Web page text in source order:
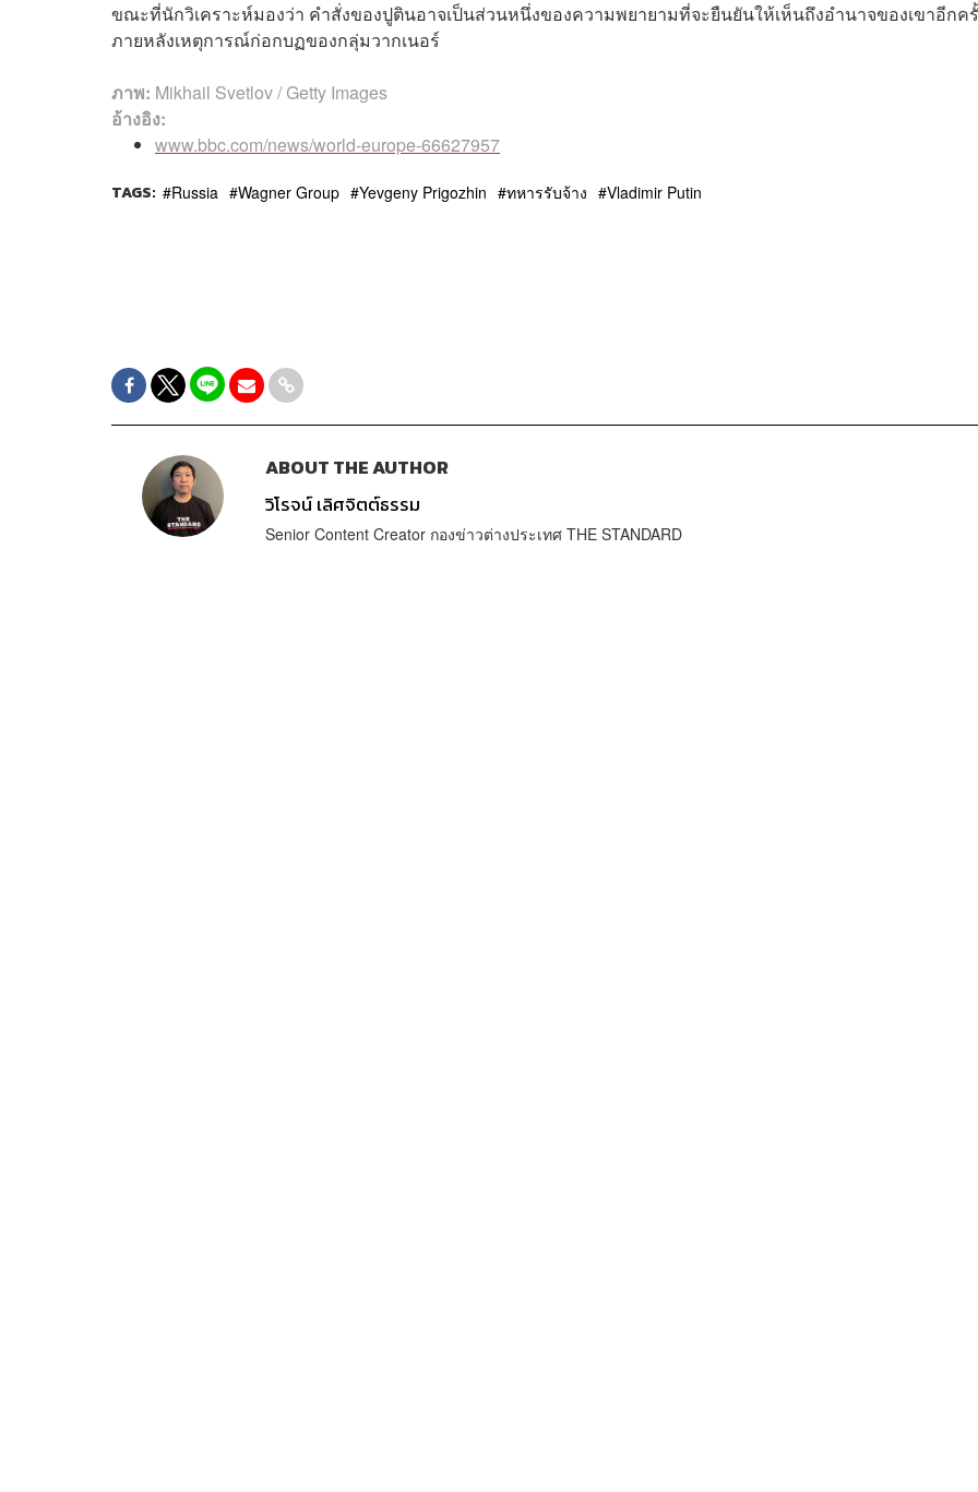
ขณะที่นักวิเคราะห์มองว่า คำสั่งของปูตินอาจเป็นส่วนหนึ่งของความพยายามที่จะยืนยันให้เห็นถึงอำนาจของเขาอีกค
ภายหลังเหตุการณ์ก่อกบฏของกลุ่มวากเนอร์
ภาพ: Mikhail Svetlov / Getty Images
อ้างอิง:
www.bbc.com/news/world-europe-66627957
TAGS: Russia Wagner Group Yevgeny Prigozhin ทหารรับจ้าง Vladimir Putin
ABOUT THE AUTHOR
วิโรจน์ เลิศจิตต์ธรรม
Senior Content Creator กองข่าวต่างประเทศ THE STANDARD